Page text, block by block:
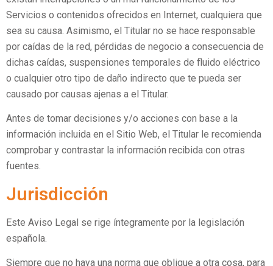
Servicios o contenidos ofrecidos en Internet, cualquiera que
sea su causa. Asimismo, el Titular no se hace responsable
por caídas de la red, pérdidas de negocio a consecuencia de
dichas caídas, suspensiones temporales de fluido eléctrico
o cualquier otro tipo de daño indirecto que te pueda ser
causado por causas ajenas a el Titular.
Antes de tomar decisiones y/o acciones con base a la
información incluida en el Sitio Web, el Titular le recomienda
comprobar y contrastar la información recibida con otras
fuentes.
Jurisdicción
Este Aviso Legal se rige íntegramente por la legislación
española.
Siempre que no haya una norma que obligue a otra cosa, para